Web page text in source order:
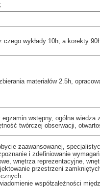
czego wykłady 10h, a korekty
materiałów 2.5h,
egzamin wstępny, ogólna
twórczej obserwacji,
zaawansowanej,
i zdefiniowanie
wnętrza reprezentacyjne,
przestrzeni
współzależności